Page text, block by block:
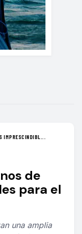
IMPRESCINDIBL...
de
para el
una amplia